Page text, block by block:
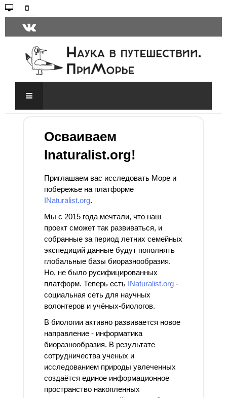
Осваиваем
Inaturalist.org!
Приглашаем вас исследовать Море и
побережье на платформе
INaturalist.org.
Мы с 2015 года мечтали, что наш
проект сможет так развиваться, и
собранные за период летних семейных
экспедиций данные будут пополнять
глобальные базы биоразнообразия.
Но, не было русифицированных
платформ. Теперь есть INaturalist.org -
социальная сеть для научных
волонтеров и учёных-биологов.
В биологии активно развивается новое
направление - информатика
биоразнообразия. В результате
сотрудничества ученых и
исследованием природы увлеченных
создаётся единое информационное
пространство накопленных